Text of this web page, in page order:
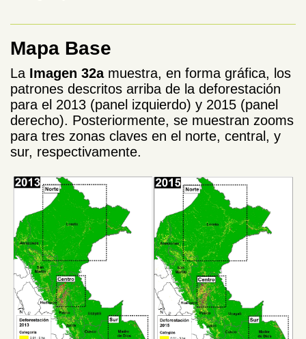
Mapa Base
La Imagen 32amuestra, en forma gráfica, los
patrones descritos arriba de la deforestación
para el 2013 (panel izquierdo) y 2015 (panel
derecho). Posteriormente, se muestran zooms
para tres zonas claves en el norte, central, y
sur, respectivamente.